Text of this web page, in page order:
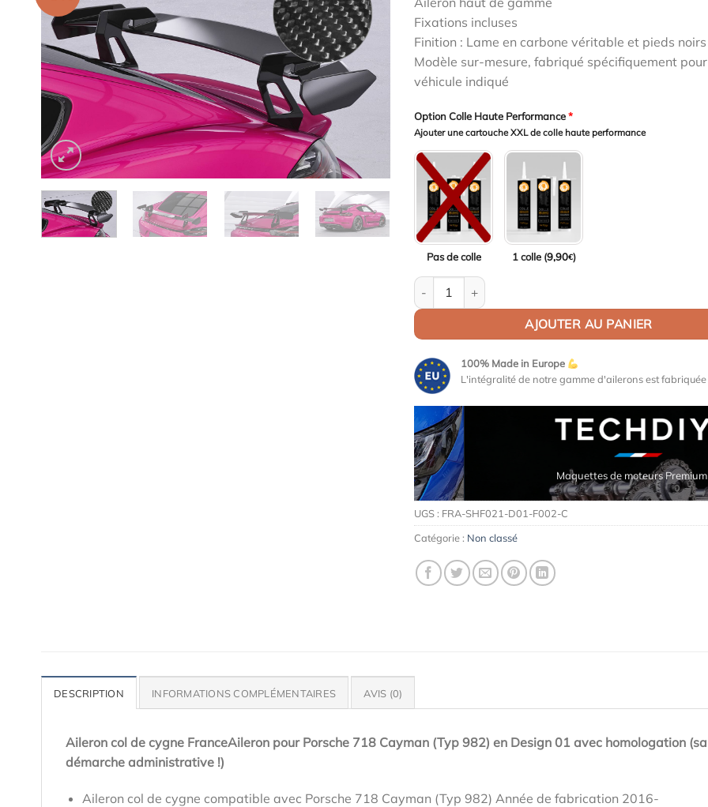
initial
était :
1799,00€.1745,03€.
Fixations incluses
Finition : Lame en carbone véritable et pieds
Modèle sur-mesure, fabriqué spécifiquement
véhicule indiqué
Option Colle Haute Performance*
Ajouter une cartouche XXL de colle haute performance
Pas de colle 1 colle (9,90€)
quantité de Aileron Col de cygne V1 pour Porsche
AJOUTER AU PANIER
100% Made in Europe
L'intégralité de notre gamme d'ailerons est fabriquée
Maquettes de moteurs Premium
UGS : FRA-SHF021-D01-F002-C
Catégorie : Non classé
DESCRIPTION INFORMATIONS COMPLÉMENTAIRES AVIS (0)
Aileron col de cygne FranceAileron pour Porsche 718 Cayman (Typ 982) en Design 01 avec homologation
démarche administrative !)
Aileron col de cygne compatible avec Porsche 718 Cayman (Typ 982) Année de fabrication 2016-